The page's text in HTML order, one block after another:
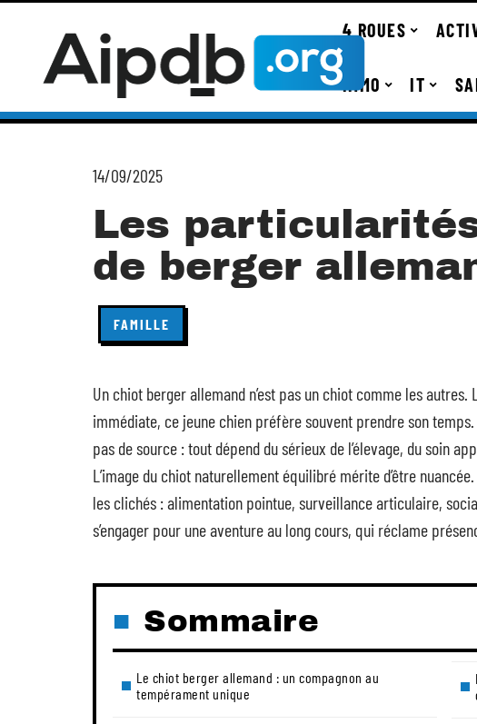
4 ROUES
IMMO IT
14/09/2025
Les
de berger
FAMILLE
Un chiot berger allemand n’est pas un chiot comme les
immédiate, ce jeune chien préfère souvent prendre son
pas de source : tout dépend du sérieux de l’élevage, du soin
L’image du chiot naturellement équilibré mérite d’être
les clichés : alimentation pointue, surveillance articulaire,
s’engager pour une aventure au long cours, qui réclame
Sommaire
Le chiot berger allemand : un compagnon au
tempérament unique